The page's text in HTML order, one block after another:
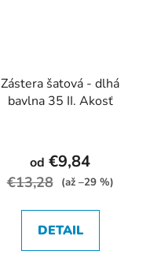
Zástera šatová - dlhá
bavlna 35 II. Akosť
od €9,84
€13,28 (až –29 %)
DETAIL